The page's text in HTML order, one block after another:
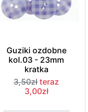
Guziki ozdobne
kol.03 - 23mm
kratka
3,50zł teraz
3,00zł